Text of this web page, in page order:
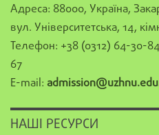
Адреса: 88000, Україна,
вул. Університетська, 14,
Телефон: +38 (0312) 64-30-
67
E-mail:
НАШІ РЕСУРСИ